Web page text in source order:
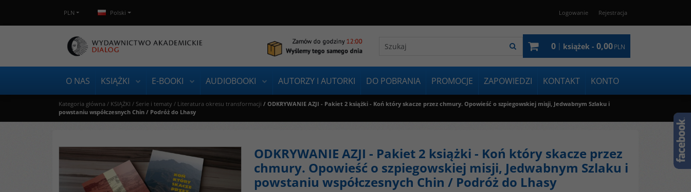
PLN Polski Logowanie Rejestracja
0 | książek - 0,00PLN
O NAS KSIĄŻKI E-BOOKI AUDIOBOOKI AUTORZY I AUTORKI DO POBRANIA PROMOCJE ZAPOWIEDZI KONTAKT KONTO
Kategoria główna / KSIĄŻKI / Serie i tematy / Literatura okresu transformacji / ODKRYWANIE AZJI - Pakiet 2 książki - Koń który skacze przez chmury. Opowieść o szpiegowskiej misji, Jedwabnym Szlaku i
powstaniu współczesnych Chin / Podróż do Lhasy
ODKRYWANIE AZJI - Pakiet 2 książki - Koń który skacze przez
chmury. Opowieść o szpiegowskiej misji, Jedwabnym Szlaku i
powstaniu współczesnych Chin / Podróż do Lhasy